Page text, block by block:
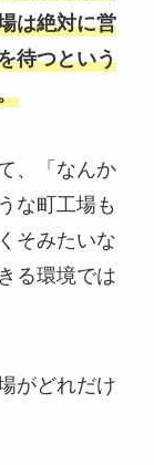
は絶対に営
待つという
、「なんか
な町工場も
そみたいな
る環境では
がどれだけ